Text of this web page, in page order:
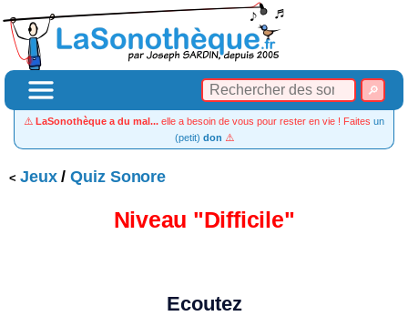
⚠️ LaSonothèque a du mal... elle a besoin de vous pour rester en vie ! Faites un
(petit) don ⚠️
Jeux/Quiz Sonore
Niveau "Difficile"
Ecoutez